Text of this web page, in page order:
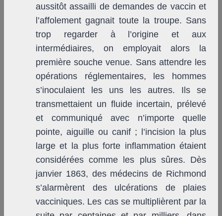
aussitôt assailli de demandes de vaccin et
l’affolement gagnait toute la troupe. Sans
trop regarder à l’origine et aux
intermédiaires, on employait alors la
première souche venue. Sans attendre les
opérations réglementaires, les hommes
s’inoculaient les uns les autres. Ils se
transmettaient un fluide incertain, prélevé
et communiqué avec n’importe quelle
pointe, aiguille ou canif ; l’incision la plus
large et la plus forte inflammation étaient
considérées comme les plus sûres. Dès
janvier 1863, des médecins de Richmond
s’alarmèrent des ulcérations de plaies
vacciniques. Les cas se multiplièrent par la